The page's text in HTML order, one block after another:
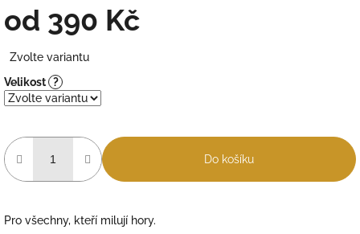
od 390 Kč
cena:
Zvolte variantu
Velikost ?
Do košíku
Pro všechny, kteří milují hory.